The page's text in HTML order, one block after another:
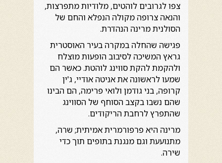
צפו לגרובים לוהטים, מלודיות מתפרצות,
והנאה צרופה מקולה הנפלא והחם של
הסולנית מרינה הנהדרת.
פגישה שהחלה במקרה בעיר האוסטרית
גראץ המשיכה לסיבוב הופעות מוצלח
ולהקמת להקת סווינג לוהטת. כאשר הם
שמעו לראשונה את אניטה אודיי, ג'ין
קרופה, בני גודמן ולואי פרימה, הם הבינו
שהם נשבו בקצב הסוחף של הסווינג
שהתפרץ לרחבת הריקודים.
מרינה היא פרפורמרית אמיתית; שרה,
מתנועעת וגם מנגנת בתופים תוך כדי
שירה.